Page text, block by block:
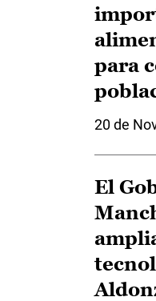
para
20 de
El